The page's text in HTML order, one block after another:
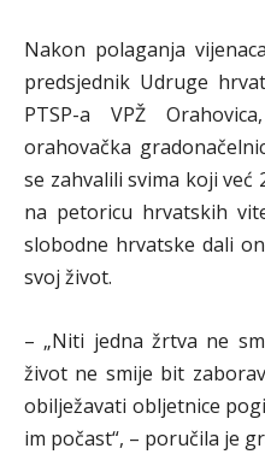
Nakon polaganja
predsjednik Udruge
PTSP-a VPŽ
orahovačka
se zahvalili svima koji već
na petoricu hrvatskih
slobodne hrvatske dali
svoj život.
– „Niti jedna žrtva ne
život ne smije bit
obilježavati obljetnice
im počast“, – poručila je